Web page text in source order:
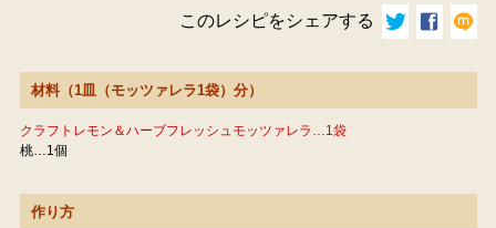
このレシピをシェアする
材料（1皿（モッツァレラ1袋）分）
クラフトレモン＆ハーブフレッシュモッツァレラ…1袋
桃…1個
作り方